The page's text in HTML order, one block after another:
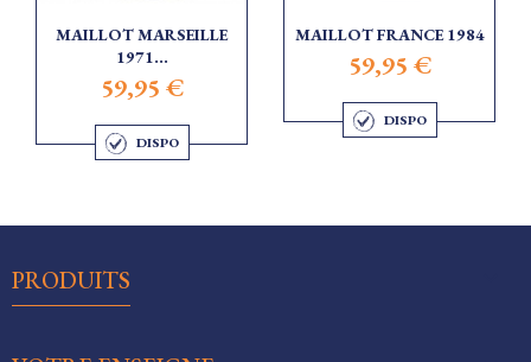
MAILLOT MARSEILLE
1971...
59,95 €
DISPO
MAILLOT FRANCE 1984
59,95 €
DISPO
PRODUITS